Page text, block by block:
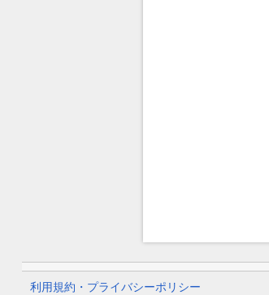
利用規約・プライバシーポリシー